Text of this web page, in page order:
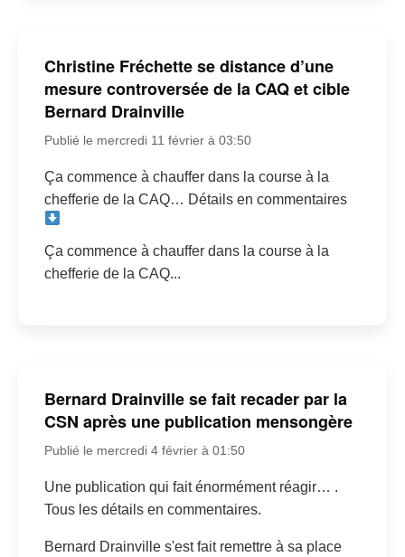
Christine Fréchette se distance d’une
mesure controversée de la CAQ et cible
Bernard Drainville
Publié le mercredi 11 février à 03:50
Ça commence à chauffer dans la course à la
chefferie de la CAQ… Détails en commentaires
Ça commence à chauffer dans la course à la
chefferie de la CAQ...
Bernard Drainville se fait recader par la
CSN après une publication mensongère
Publié le mercredi 4 février à 01:50
Une publication qui fait énormément réagir… .
Tous les détails en commentaires.
Bernard Drainville s'est fait remettre à sa place